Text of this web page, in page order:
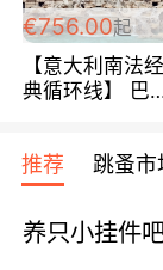
€756.00起
【意大利南法经
典循环线】 巴黎
宾馆 108欧/天
全程756欧/位
推荐 跳蚤市
养只小挂件